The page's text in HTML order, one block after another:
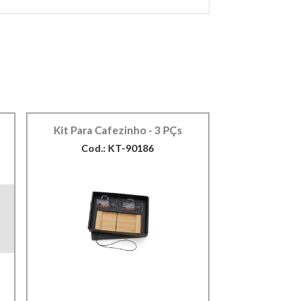
Kit Para Cafezinho - 3 PÇs
Cod.: KT-90186